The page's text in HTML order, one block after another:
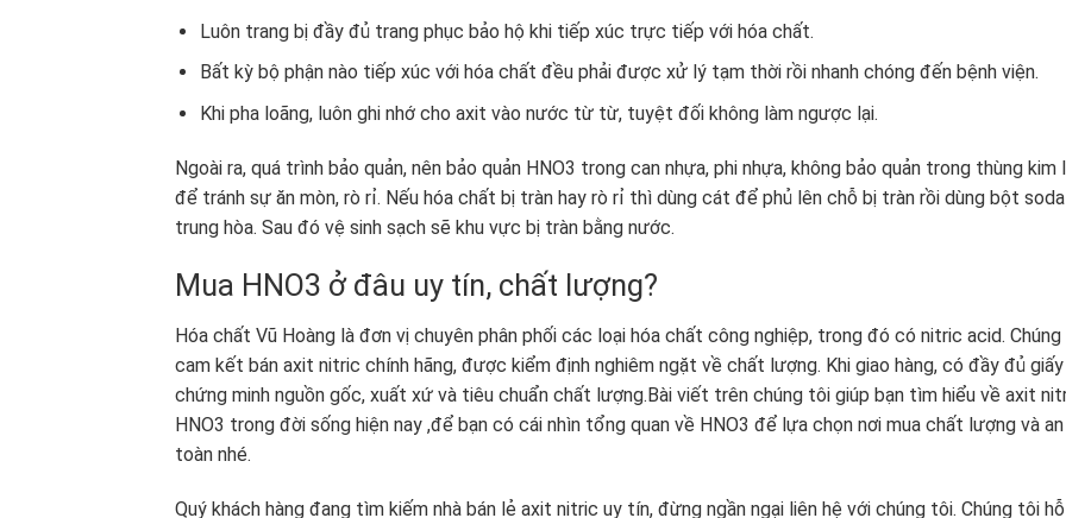
Luôn trang bị đầy đủ trang phục bảo hộ khi tiếp xúc trực tiếp với hóa chất.
Bất kỳ bộ phận nào tiếp xúc với hóa chất đều phải được xử lý tạm thời rồi nhanh chóng đến bệnh viện.
Khi pha loãng, luôn ghi nhớ cho axit vào nước từ từ, tuyệt đối không làm ngược lại.
Ngoài ra, quá trình bảo quản, nên bảo quản HNO3 trong can nhựa, phi nhựa, không bảo quản trong thùng kim
để tránh sự ăn mòn, rò rỉ. Nếu hóa chất bị tràn hay rò rỉ thì dùng cát để phủ lên chỗ bị tràn rồi dùng bột
trung hòa. Sau đó vệ sinh sạch sẽ khu vực bị tràn bằng nước.
Mua HNO3 ở đâu uy tín, chất lượng?
Hóa chất Vũ Hoàng là đơn vị chuyên phân phối các loại hóa chất công nghiệp, trong đó có nitric acid.
cam kết bán axit nitric chính hãng, được kiểm định nghiêm ngặt về chất lượng. Khi giao hàng, có đầy đủ
chứng minh nguồn gốc, xuất xứ và tiêu chuẩn chất lượng.Bài viết trên chúng tôi giúp bạn tìm hiểu về axit
HNO3 trong đời sống hiện nay ,để bạn có cái nhìn tổng quan về HNO3 để lựa chọn nơi mua chất lượng và an
toàn nhé.
Quý khách hàng đang tìm kiếm nhà bán lẻ axit nitric uy tín, đừng ngần ngại liên hệ với chúng tôi. Chúng tôi hỗ